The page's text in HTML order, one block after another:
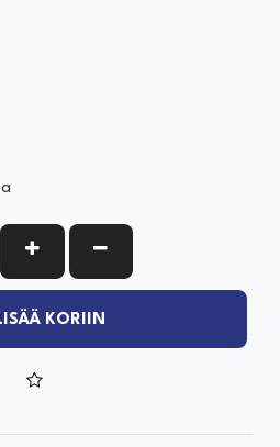
KASVATA MÄÄRÄÄ
VÄHENNÄ MÄÄRÄÄ
KORIIN